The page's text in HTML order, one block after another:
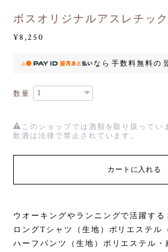
ボスオリジナルアスレチッ
¥8,250
なら 手数料無料の
数量
このショップでは酒類を取り扱ってい
飲酒は法律で禁止されています。
カートに入れる
ウオーキングやランニングで活躍する
ロングTシャツ（生地）ポリエステル
ハーフパンツ（生地）ポリエステル・